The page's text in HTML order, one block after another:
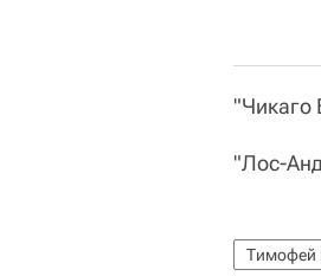
"Чикаго
"Лос-
Тимофей